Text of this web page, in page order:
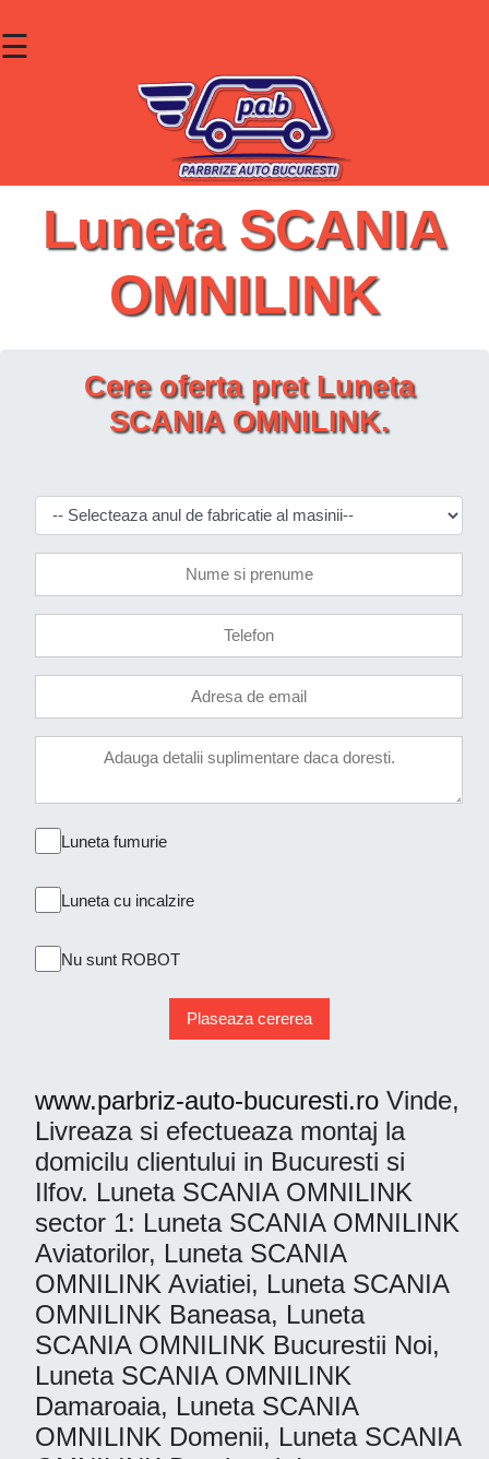
☰
Lunete
Geamuri
Contact
Luneta SCANIA
OMNILINK
Cere oferta pret Luneta
SCANIA OMNILINK.
Luneta fumurie
Luneta cu incalzire
Nu sunt ROBOT
Plaseaza cererea
www.parbriz-auto-bucuresti.ro Vinde,
Livreaza si efectueaza montaj la
domicilu clientului in Bucuresti si
Ilfov. Luneta SCANIA OMNILINK
sector 1: Luneta SCANIA OMNILINK
Aviatorilor, Luneta SCANIA
OMNILINK Aviatiei, Luneta SCANIA
OMNILINK Baneasa, Luneta
SCANIA OMNILINK Bucurestii Noi,
Luneta SCANIA OMNILINK
Damaroaia, Luneta SCANIA
OMNILINK Domenii, Luneta SCANIA